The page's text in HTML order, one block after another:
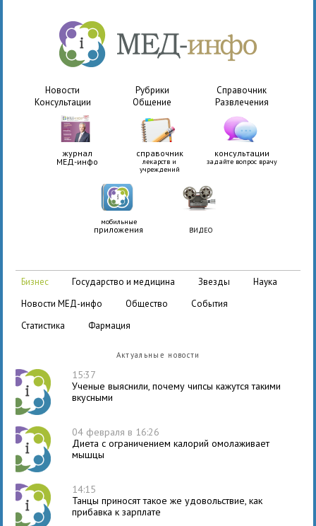
Новости Рубрики
Справочник
Консультации
Общение Развлечения
журнал
МЕД-инфо
справочник
лекарств и
учреждений
консультации
задайте вопрос врачу
мобильные
приложения ВИДЕО
бизнес государство и медицина звезды
наука
новости МЕД-инфо
общество
события
статистика
фармация
Актуальные новости
15:37
Ученые выяснили, почему чипсы кажутся такими
вкусными
04 февраля в 16:26
Диета с ограничением калорий омолаживает
мышцы
14:15
Танцы приносят такое же удовольствие, как
прибавка к зарплате